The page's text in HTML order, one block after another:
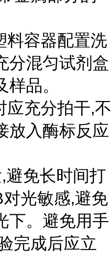
料容器配置洗
分混匀试剂盒
品。
应充分拍干,不
放入酶标反应
避免长时间打
光敏感,避免
下。避免用手
完成后应立